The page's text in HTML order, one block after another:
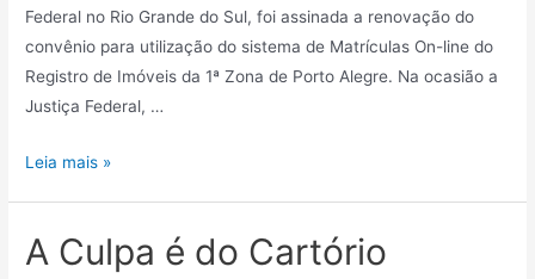
Federal no Rio Grande do Sul, foi assinada a renovação do
convênio para utilização do sistema de Matrículas On-line do
Registro de Imóveis da 1ª Zona de Porto Alegre. Na ocasião a
Justiça Federal, …
Leia mais »
A Culpa é do Cartório